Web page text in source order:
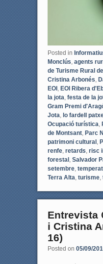
Posted in
Monclús, agents
de Turisme Rural
Cristina Arbonés,
EOI , EOI Ribera
la jota, festa de la
Gram Premi
Jota, lo fardell
Ocupació turística,
de Montsant, Parc
patrimoni cultural ,
renfe, retards, risc
forestal , Salvador
setembre,
Terra Alta, turisme,
Entrevista
i Cristina
16)
Posted on 05/09/